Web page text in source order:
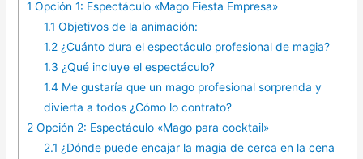
1 Opción 1: Espectáculo «Mago Fiesta Empresa»
1.1 Objetivos de la animación:
1.2 ¿Cuánto dura el espectáculo profesional de magia?
1.3 ¿Qué incluye el espectáculo?
1.4 Me gustaría que un mago profesional sorprenda y
divierta a todos ¿Cómo lo contrato?
2 Opción 2: Espectáculo «Mago para cocktail»
2.1 ¿Dónde puede encajar la magia de cerca en la cena